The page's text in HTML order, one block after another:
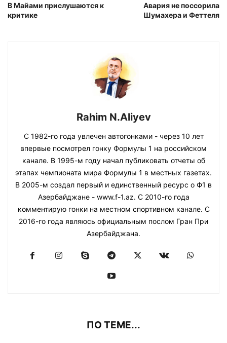
В Майами прислушаются к
критике
Авария не поссорила
Шумахера и Феттеля
Rahim N.Aliyev
С 1982-го года увлечен автогонками - через 10 лет
впервые посмотрел гонку Формулы 1 на российском
канале. В 1995-м году начал публиковать отчеты об
этапах чемпионата мира Формулы 1 в местных газетах.
В 2005-м создал первый и единственный ресурс о Ф1 в
Азербайджане - www.f-1.az. С 2010-го года
комментирую гонки на местном спортивном канале. С
2016-го года являюсь официальным послом Гран При
Азербайджана.
ПО ТЕМЕ...